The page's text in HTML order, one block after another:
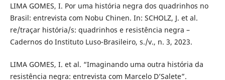
LIMA GOMES, I. Por uma história negra dos quadrinhos no
Brasil: entrevista com Nobu Chinen. In: SCHOLZ, J. et al.
re/traçar história/s: quadrinhos e resistência negra –
Cadernos do Instituto Luso-Brasileiro, s./v., n. 3, 2023.
LIMA GOMES, I. et al. “Imaginando uma outra história da
resistência negra: entrevista com Marcelo D’Salete”.